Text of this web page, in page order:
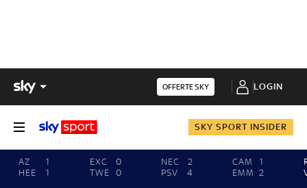
OFFERTE SKY LOGIN
SKY SPORT INSIDER
AZ
1
HEE
1
EXC
0
TWE
0
NEC
2
PSV
4
CAM
1
EMM 2